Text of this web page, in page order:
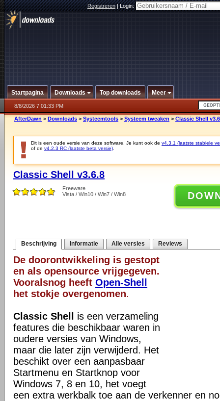
Registreren|Login:
Startpagina Downloads Top downloads Meer
8/8/2026 7:01:33 PM
AfterDawn > Downloads > Systeemtools > Systeem tweaken > Classic Shell
Dit is een oude versie van deze software. Je kunt ook de v4.3.1 (laatste stabiele
of de v4.2.3 RC (laatste beta versie)
Classic Shell v3.6.8
Freeware
Vista / Win10 / Win7 / Win8
Beschrijving Informatie Alle versies Reviews
De doorontwikkeling is gestopt
en als opensource vrijgegeven.
Vooralsnog heeft Open-Shell
het stokje overgenomen.
Classic Shell
is een verzameling
features die beschikbaar waren in
oudere versies van Windows,
maar die later zijn verwijderd. Het
beschikt over een aanpasbaar
Startmenu en Startknop voor
Windows 7, 8 en 10, het voegt
een extra werkbalk toe aan de verkenner en